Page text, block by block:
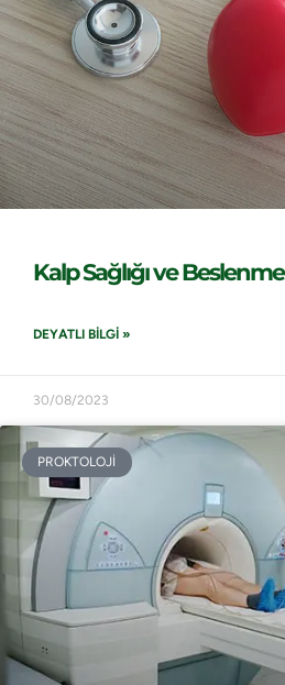
Kalp Sağlığı ve Beslenme
DEYATLI BILGI »
30/08/2023
PROKTOLOJİ